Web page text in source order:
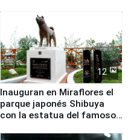
12
Inauguran en Miraflores el
parque japonés Shibuya
con la estatua del famoso